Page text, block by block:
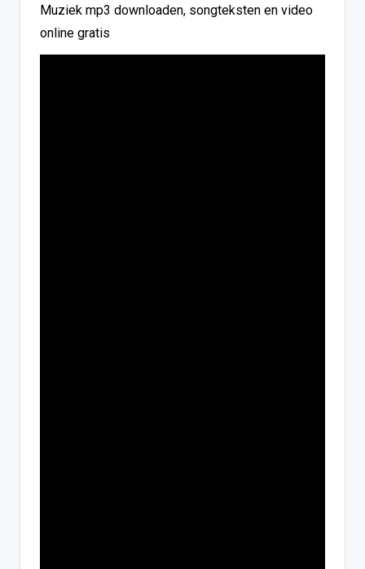
Muziek mp3 downloaden, songteksten en video
online gratis